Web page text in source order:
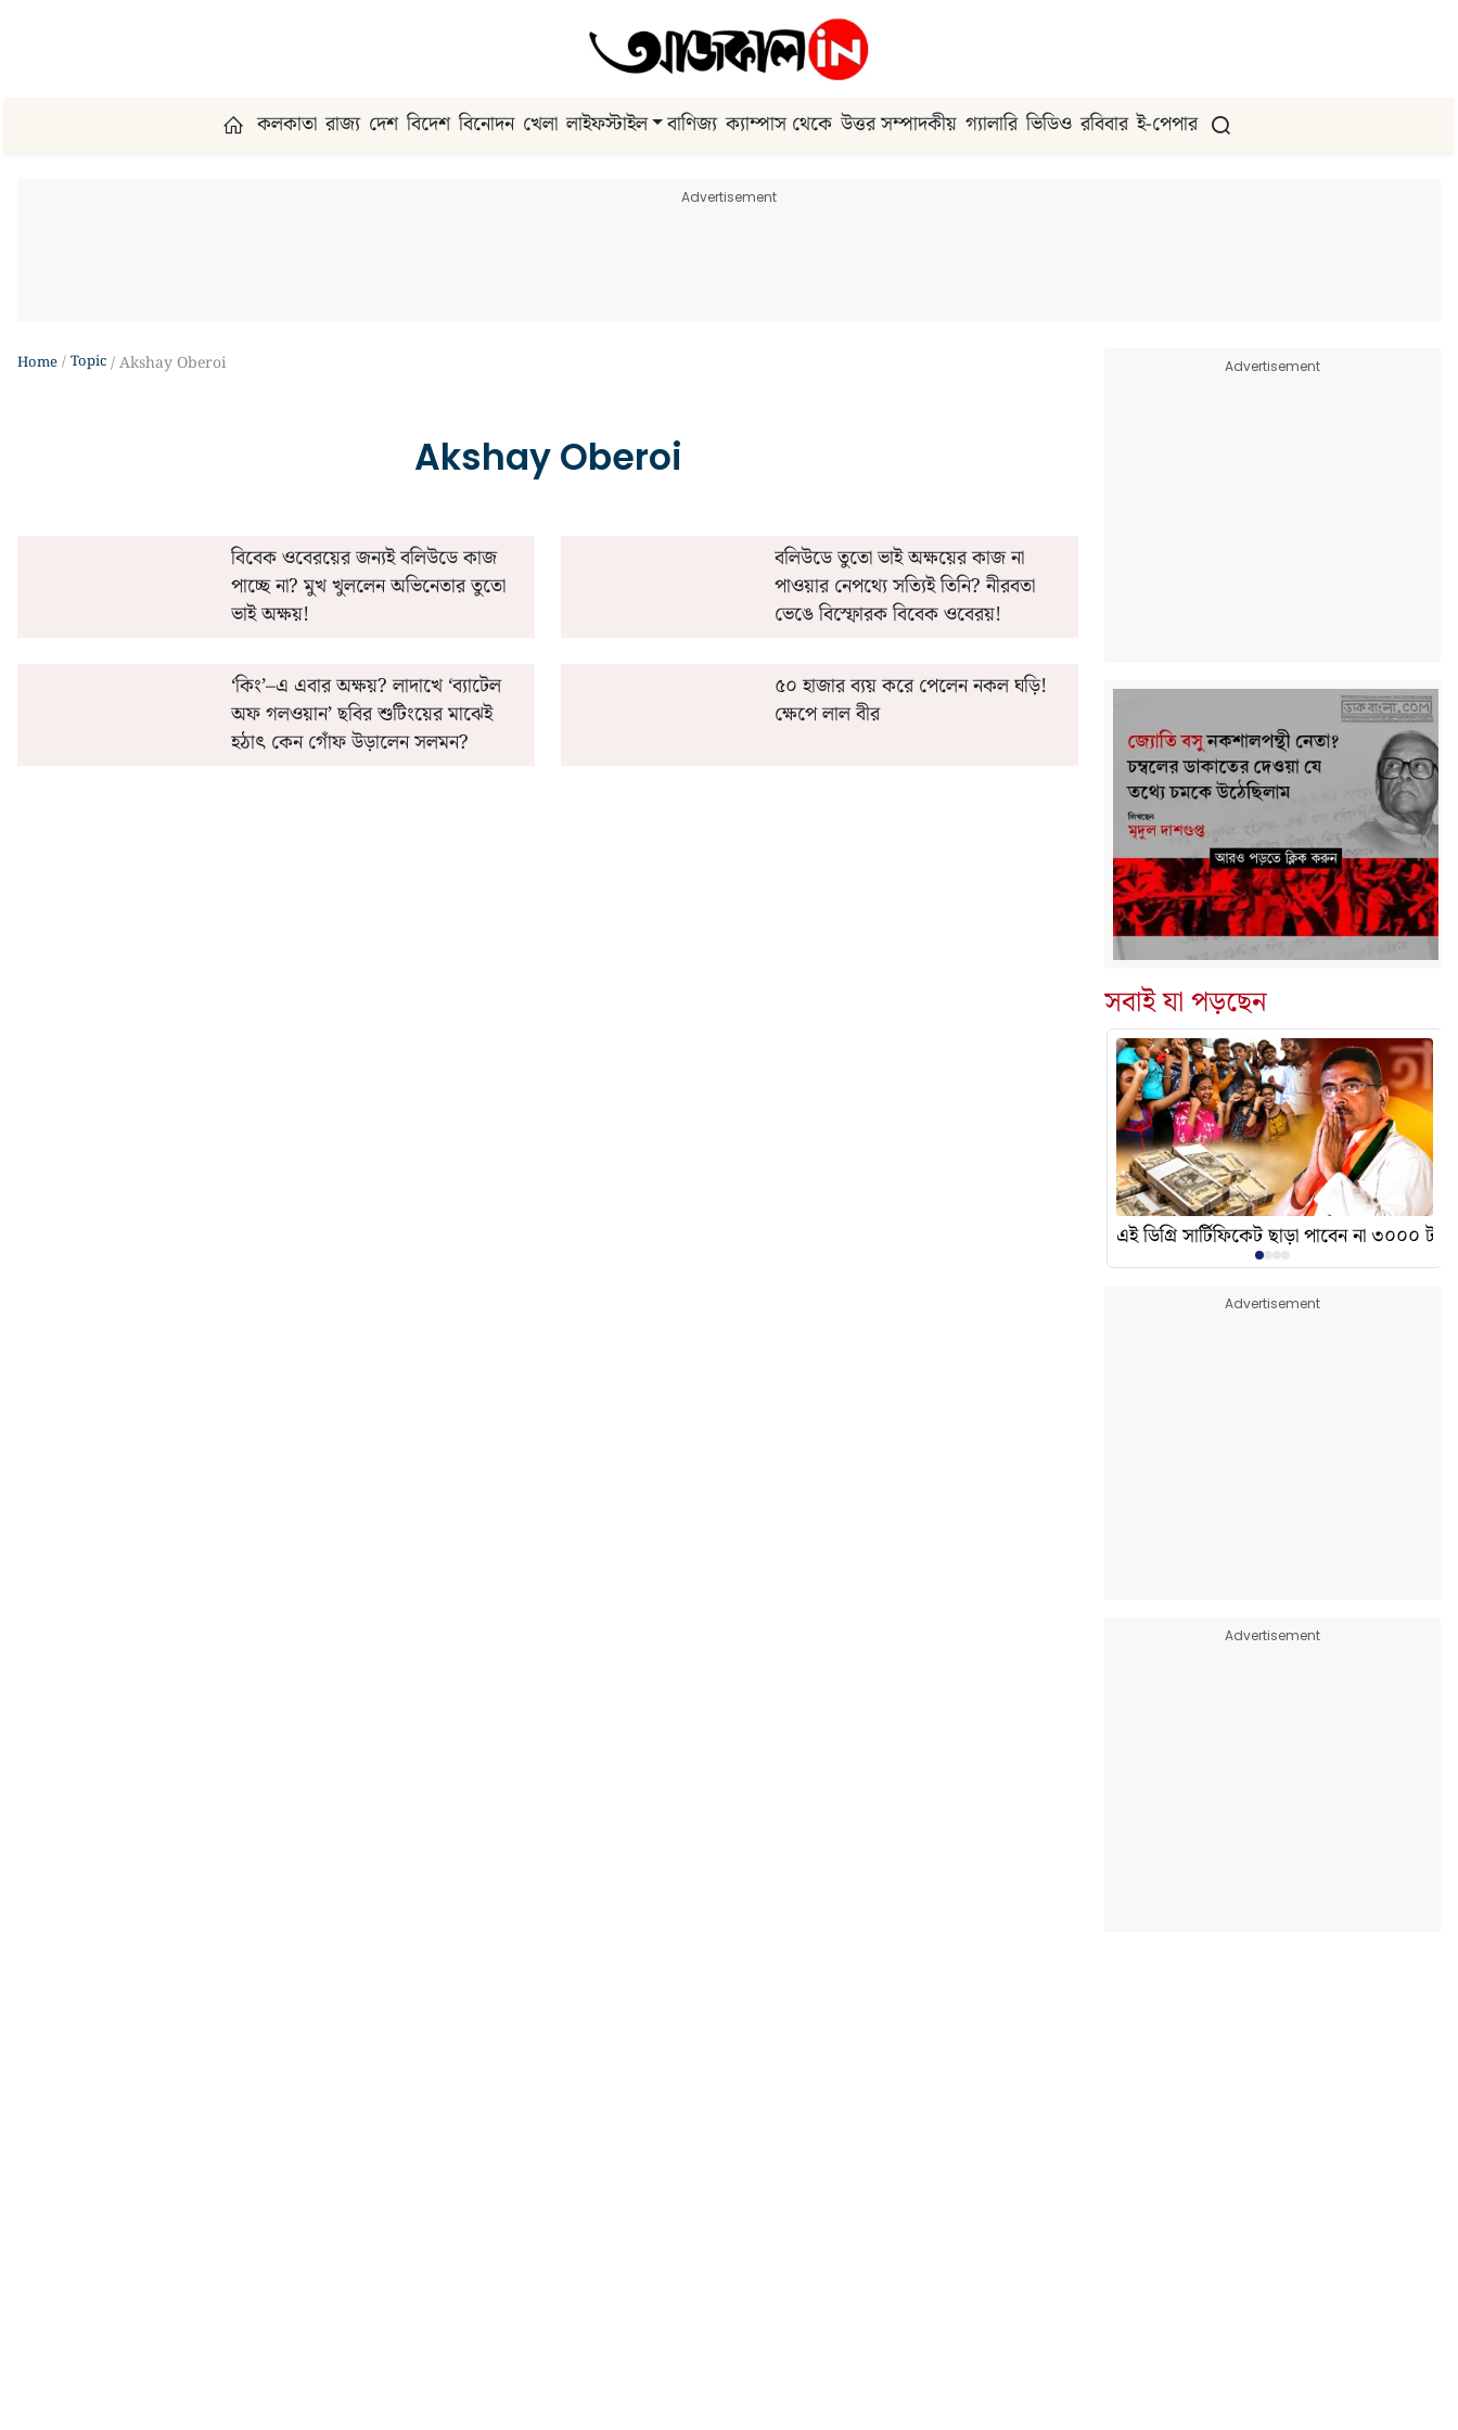
কলকাতা রাজ্য দেশ বিদেশ বিনোদন খেলা লাইফস্টাইল বাণিজ্য ক্যাম্পাস থেকে উত্তর সম্পাদকীয় গ্যালারি ভিডিও রবিবার ই-পেপার
Advertisement
Home Topic Akshay Oberoi
Akshay Oberoi
বিবেক ওবেরয়ের জন্যই বলিউডে কাজ
পাচ্ছে না? মুখ খুললেন অভিনেতার তুতো
ভাই অক্ষয়!
বলিউডে তুতো ভাই অক্ষয়ের কাজ না
পাওয়ার নেপথ্যে সত্যিই তিনি? নীরবতা
ভেঙে বিস্ফোরক বিবেক ওবেরয়!
‘কিং’–এ এবার অক্ষয়? লাদাখে ‘ব্যাটেল
অফ গলওয়ান’ ছবির শুটিংয়ের মাঝেই
হঠাৎ কেন গোঁফ উড়ালেন সলমন?
৫০ হাজার ব্যয় করে পেলেন নকল ঘড়ি!
ক্ষেপে লাল বীর
Advertisement
সবাই যা পড়ছেন
মিশর কোচ কেন 'এক্স' চিহ্ন দেখালেন? এর অর্থ কী?এই ডিগ্রি সার্টিফিকেট ছাড়া পাবেন না ৩০০০ টাকা
Advertisement
Advertisement